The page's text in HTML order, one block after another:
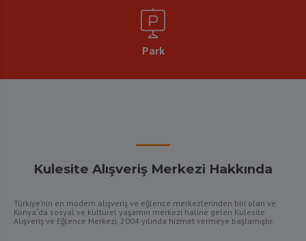
Park
Kulesite Alışveriş Merkezi Hakkında
Türkiye’nin en modern alışveriş ve eğlence merkezlerinden biri olan ve
Konya`da sosyal ve kültürel yaşamın merkezi haline gelen Kulesite
Alışveriş ve Eğlence Merkezi, 2004 yılında hizmet vermeye başlamıştır.